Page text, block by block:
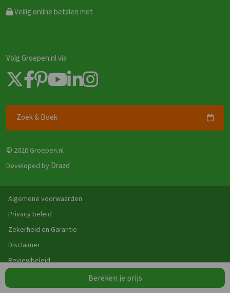
Bereken je prijs
Veilig online betalen met
Volg Groepen.nl via
Zoek & Boek
© 2026 Groepen.nl
Developed by Draad
Algemene voorwaarden
Privacy beleid
Zekerheid en Garantie
Disclaimer
Reviewbeleid